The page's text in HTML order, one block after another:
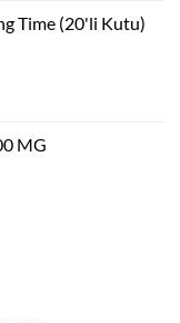
Time (20'li Kutu)
MG